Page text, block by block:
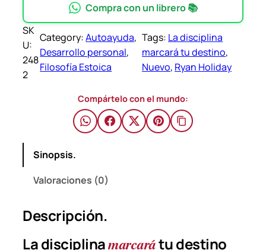
s
c
i
p
l
m
r
r
Compra con un librero 📚
SK
U:
248
2
Category:Autoayuda
Desarrollo personal
Filosofía Estoica
Tags: La disciplina
marcará tu destino
Nuevo, Ryan Holiday
Compártelo con el mundo:
Sinopsis.
Valoraciones (0)
Descripción.
La disciplinamarcarátu destino